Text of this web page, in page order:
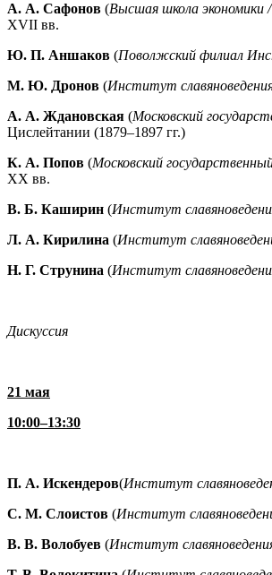
А. А. Сафонов (Высшая школа
XVII вв.
Ю. П. Аншаков (Поволжский филиал
М. Ю. Дронов (Институт
А. А. Ждановская (Московский
Цислейтании (1879–1897 гг.)
К. А. Попов (Московский
XX вв.
В. Б. Каширин (Институт
Л. А. Кирилина (Институт
Н. Г. Струнина (Институт
Дискуссия
21 мая
10:00–13:30
П. А. Искендеров(Институт
С. М. Слоистов (Институт
В. В. Волобуев (Институт